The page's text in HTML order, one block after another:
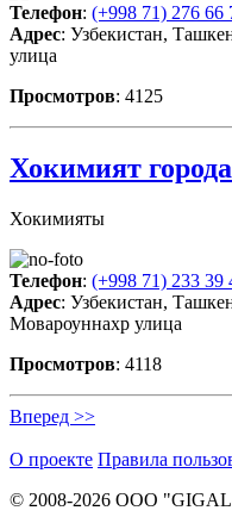
Телефон: (+998 71) 276 66
Адрес: Узбекистан,
улица
Просмотров: 4125
Хокимият
Хокимияты
Телефон: (+998 71) 233 39
Адрес: Узбекистан,
Мовароуннахр улица
Просмотров: 4118
Вперед >>
О проекте Правила
© 2008-2026 ООО